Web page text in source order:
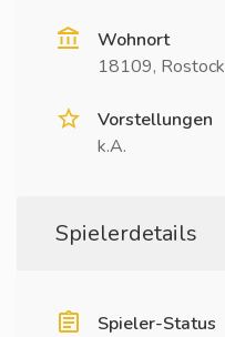
Wohnort
18109, Rostock
Vorstellungen
k.A.
Spielerdetails
Spieler-Status